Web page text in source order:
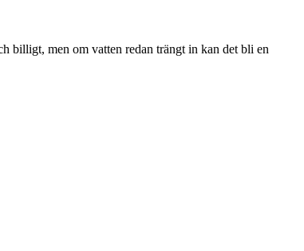
billigt, men om vatten redan trängt in kan det bli en